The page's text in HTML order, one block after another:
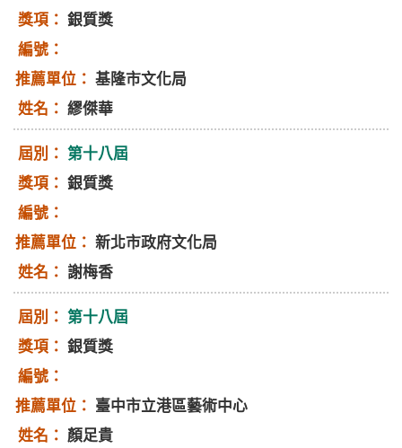
銀質獎
基隆市文化局
繆傑華
第十八屆
銀質獎
新北市政府文化局
謝梅香
第十八屆
銀質獎
臺中市立港區藝術中心
顏足貴